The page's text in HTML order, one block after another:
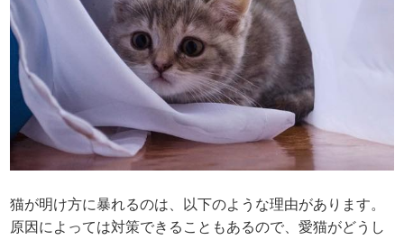
猫が明け方に暴れるのは、以下のような理由があります。
原因によっては対策できることもあるので、愛猫がどうし